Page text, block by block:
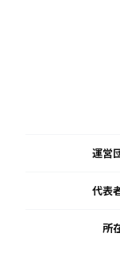
運営
代表
所